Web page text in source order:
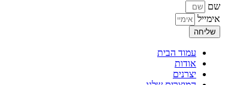
שם
אימייל
שליחה
עמוד הבית
אודות
יצרנים